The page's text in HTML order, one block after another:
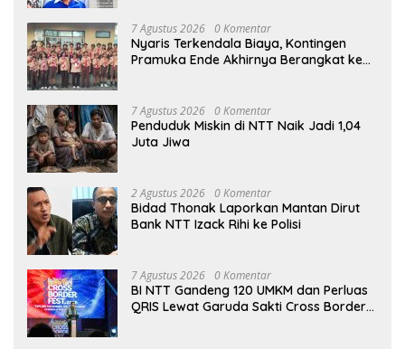
7 Agustus 2026 0 Komentar
Nyaris Terkendala Biaya, Kontingen
Pramuka Ende Akhirnya Berangkat ke
7 Agustus 2026 0 Komentar
Penduduk Miskin di NTT Naik Jadi 1,04
Juta Jiwa
2 Agustus 2026 0 Komentar
Bidad Thonak Laporkan Mantan Dirut
Bank NTT Izack Rihi ke Polisi
7 Agustus 2026 0 Komentar
BI NTT Gandeng 120 UMKM dan Perluas
QRIS Lewat Garuda Sakti Cross Border